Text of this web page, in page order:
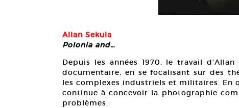
Allan Sekula
Polonia and…
Depuis les années 1970, le travail
documentaire, en se focalisant sur des
les complexes industriels et militaires. En
continue à concevoir la photographie
problèmes.